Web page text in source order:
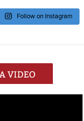
Follow on Instagram